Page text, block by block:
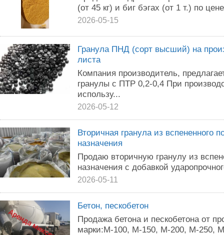
(от 45 кг) и биг бэгах (от 1 т.) по
2026-05-15
Гранула ПНД (сорт высший) на
листа
Компания производитель,
гранулы с ПТР 0,2-0,4 При
использу...
2026-05-12
Вторичная гранула из вспененного
назначения
Продаю вторичную гранулу из
назначения с добавкой
2026-05-11
Бетон, пескобетон
Продажа бетона и пескобетона от
марки:М-100, М-150, М-200, М-250,